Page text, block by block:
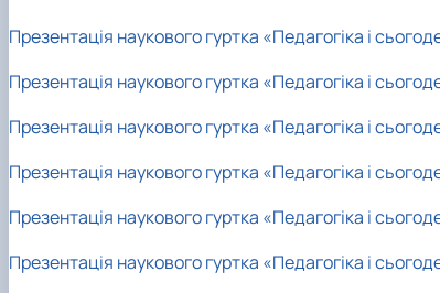
Презентація наукового гуртка «Педагогіка і
Презентація наукового гуртка «Педагогіка і
Презентація наукового гуртка «Педагогіка і
Презентація наукового гуртка «Педагогіка і
Презентація наукового гуртка «Педагогіка і
Презентація наукового гуртка «Педагогіка і